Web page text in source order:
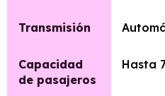
Transmisión
Capacidad
de pasajeros
Hasta